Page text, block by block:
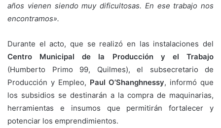
años vienen siendo muy dificultosas. En ese trabajo nos
encontramos».
Durante el acto, que se realizó en las instalaciones del
Centro Municipal de la Producción y el Trabajo
(Humberto Primo 99, Quilmes), el subsecretario de
Producción y Empleo, Paul O’Shanghnessy, informó que
los subsidios se destinarán a la compra de maquinarias,
herramientas e insumos que permitirán fortalecer y
potenciar los emprendimientos.